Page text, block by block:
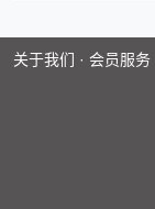
关于我们 · 会员服务